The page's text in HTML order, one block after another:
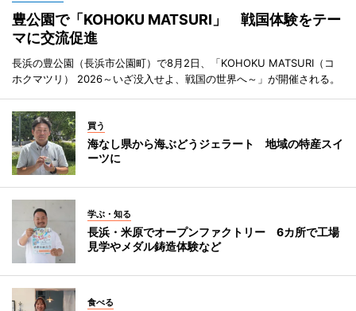
豊公園で「KOHOKU MATSURI」 戦国体験をテー
マに交流促進
長浜の豊公園（長浜市公園町）で8月2日、「KOHOKU MATSURI（コ
ホクマツリ） 2026～いざ没入せよ、戦国の世界へ～」が開催される。
買う
海なし県から海ぶどうジェラート 地域の特産スイ
ーツに
学ぶ・知る
長浜・米原でオープンファクトリー 6カ所で工場
見学やメダル鋳造体験など
食べる